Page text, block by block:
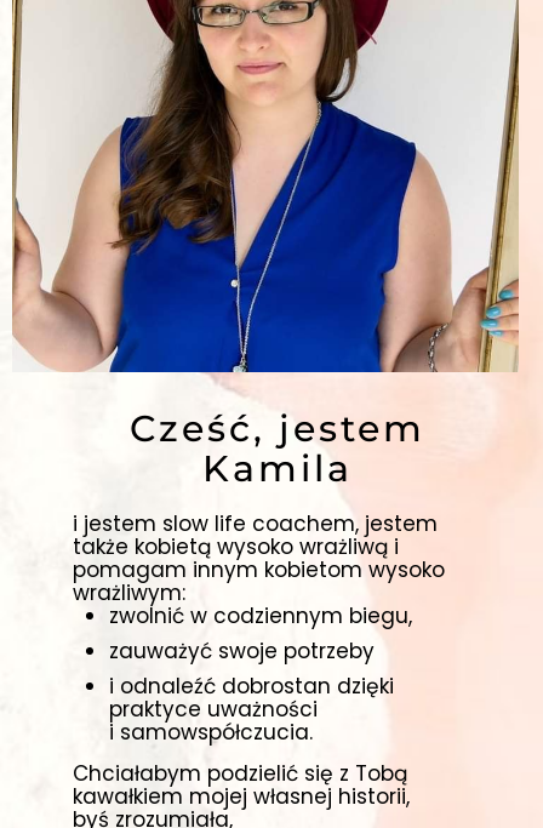
Cześć, jestem
Kamila
i jestem slow life coachem, jestem
także kobietą wysoko wrażliwą i
pomagam innym kobietom wysoko
wrażliwym:
zwolnić w codziennym biegu,
zauważyć swoje potrzeby
i odnaleźć dobrostan dzięki
praktyce uważności
i samowspółczucia.
Chciałabym podzielić się z Tobą
kawałkiem mojej własnej historii,
byś zrozumiała,